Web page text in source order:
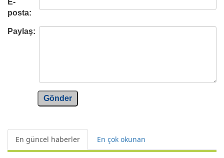
posta:
Paylaş:
Gönder
En güncel haberler En çok okunan